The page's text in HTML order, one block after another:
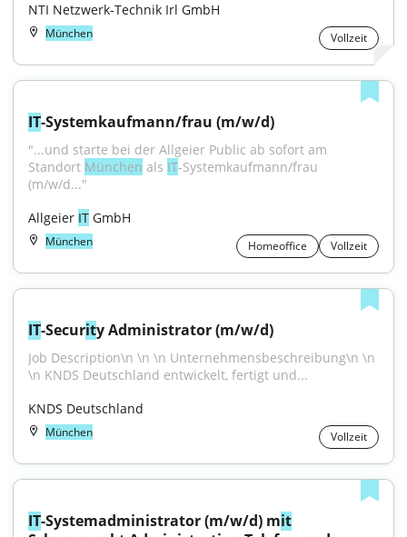
NTI Netzwerk-Technik Irl GmbH
München Vollzeit
IT-Systemkaufmann/frau (m/w/d)
"...und starte bei der Allgeier Public ab sofort am
Standort München als IT-Systemkaufmann/frau
(m/w/d..."
Allgeier IT GmbH
München Homeoffice Vollzeit
IT-Security Administrator (m/w/d)
Job Description\n \n \n Unternehmensbeschreibung\n \n
\n KNDS Deutschland entwickelt, fertigt und...
KNDS Deutschland
München Vollzeit
IT-Systemadministrator (m/w/d) mit